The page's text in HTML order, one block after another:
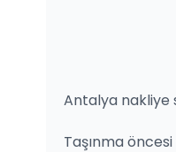
Antalya nakliye
Taşınma